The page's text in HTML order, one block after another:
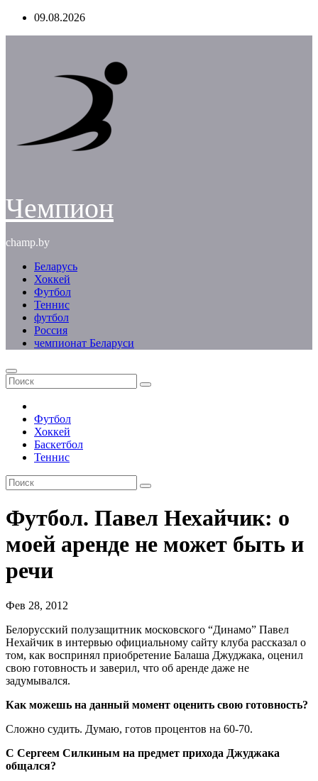
Перейти09.08.2026
Чемпион
champ.by
Беларусь
Хоккей
Футбол
Теннис
футбол
Россия
чемпионат Беларуси
Футбол
Хоккей
Баскетбол
Теннис
Футбол. Павел Нехайчик: о
моей аренде не может быть и
речи
Фев 28, 2012
Белорусский полузащитник московского “Динамо” Павел
Нехайчик в интервью официальному сайту клуба рассказал о
том, как воспринял приобретение Балаша Джуджака, оценил
свою готовность и заверил, что об аренде даже не
задумывался.
Как можешь на данный момент оценить свою готовность?
Сложно судить. Думаю, готов процентов на 60-70.
С Сергеем Силкиным на предмет прихода Джуджака
общался?